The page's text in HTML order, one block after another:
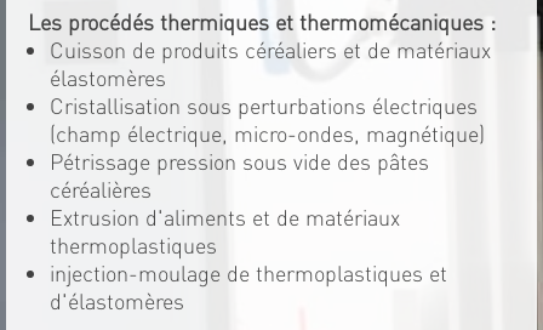
Les procédés thermiques et thermomécaniques :
Cuisson de produits céréaliers et de matériaux
élastomères
Cristallisation sous perturbations électriques
(champ électrique, micro-ondes, magnétique)
Pétrissage pression sous vide des pâtes
céréalières
Extrusion d'aliments et de matériaux
thermoplastiques
injection-moulage de thermoplastiques et
d'élastomères